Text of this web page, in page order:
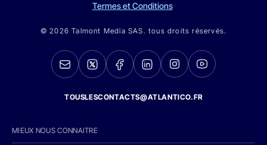
Termes et Conditions
© 2026 Talmont Media SAS. tous droits réservés.
TOUSLESCONTACTS@ATLANTICO.FR
MIEUX NOUS CONNAITRE